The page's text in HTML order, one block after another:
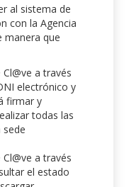
al sistema de
con la Agencia
manera que
a través
electrónico y
firmar y
todas las
a través
el estado